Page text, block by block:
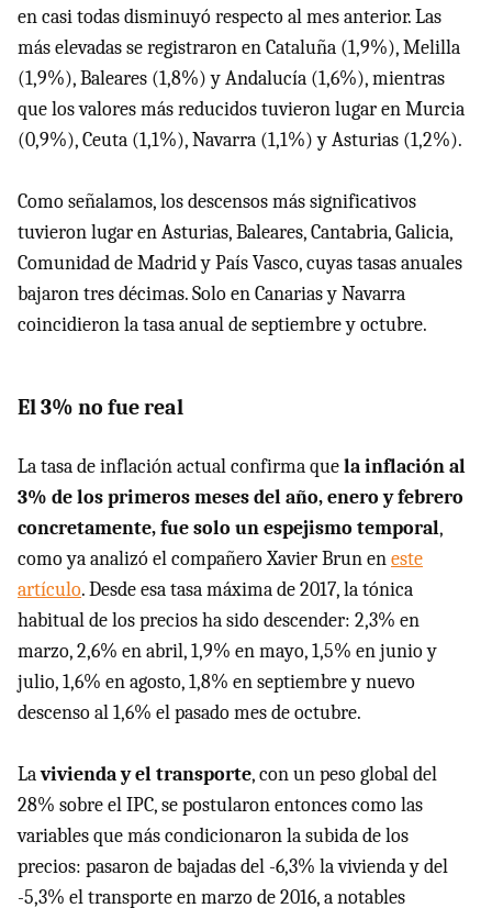
en casi todas disminuyó respecto al mes anterior. Las
más elevadas se registraron en Cataluña (1,9%), Melilla
(1,9%), Baleares (1,8%) y Andalucía (1,6%), mientras
que los valores más reducidos tuvieron lugar en Murcia
(0,9%), Ceuta (1,1%), Navarra (1,1%) y Asturias (1,2%).
Como señalamos, los descensos más significativos
tuvieron lugar en Asturias, Baleares, Cantabria, Galicia,
Comunidad de Madrid y País Vasco, cuyas tasas anuales
bajaron tres décimas. Solo en Canarias y Navarra
coincidieron la tasa anual de septiembre y octubre.
El 3% no fue real
La tasa de inflación actual confirma quela inflación al
3% de los primeros meses del año, enero y febrero
concretamente, fue solo un espejismo temporal,
como ya analizó el compañero Xavier Brun eneste
artículo. Desde esa tasa máxima de 2017, la tónica
habitual de los precios ha sido descender: 2,3% en
marzo, 2,6% en abril, 1,9% en mayo, 1,5% en junio y
julio, 1,6% en agosto, 1,8% en septiembre y nuevo
descenso al 1,6% el pasado mes de octubre.
Lavivienda y el transporte, con un peso global del
28% sobre el IPC, se postularon entonces como las
variables que más condicionaron la subida de los
precios: pasaron de bajadas del -6,3% la vivienda y del
-5,3% el transporte en marzo de 2016, a notables